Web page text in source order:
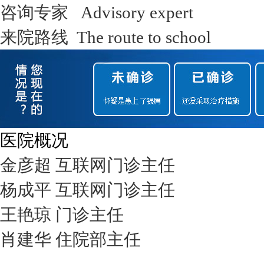
咨询专家 Advisory expert
来院路线 The route to school
医院概况
金彦超 互联网门诊主任
杨成平 互联网门诊主任
王艳琼 门诊主任
肖建华 住院部主任